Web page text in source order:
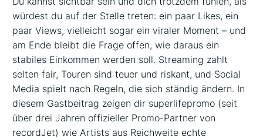
würdest du auf der Stelle treten: ein paar Likes, ein
paar Views, vielleicht sogar ein viraler Moment – und
am Ende bleibt die Frage offen, wie daraus ein
stabiles Einkommen werden soll. Streaming zahlt
selten fair, Touren sind teuer und riskant, und Social
Media spielt nach Regeln, die sich ständig ändern. In
diesem Gastbeitrag zeigen dir superlifepromo (seit
über drei Jahren offizieller Promo-Partner von
recordJet) wie Artists aus Reichweite echte